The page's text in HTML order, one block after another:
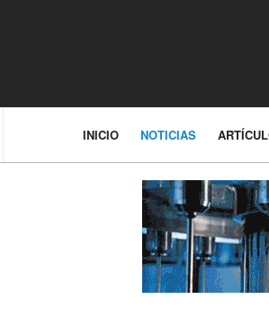
INICIO NOTICIAS